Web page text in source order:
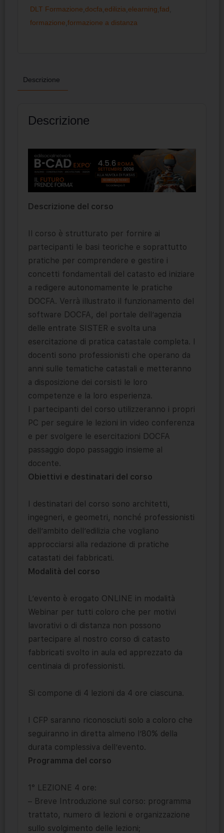
DLT Formazione docfa edilizia elearning fad
formazione formazione a distanza
Descrizione
Descrizione
Descrizione del corso
Il corso è strutturato per fornire ai
partecipanti le basi teoriche e soprattutto
pratiche per comprendere e gestire i
concetti fondamentali del catasto ed iniziare
a redigere autonomamente le pratiche
DOCFA. Verrà illustrato il funzionamento del
software DOCFA, del portale dell’agenzia
delle entrate SISTER e svolta una
esercitazione di pratica catastale completa. I
docenti sono professionisti che operano da
anni sulle tematiche catastali e metteranno
a disposizione dei corsisti le loro
competenze e la loro esperienza.
I partecipanti del corso utilizzeranno i propri
PC per seguire le lezioni in video conferenza
e per svolgere le esercitazioni DOCFA
passaggio dopo passaggio insieme al
docente.
Obiettivi e destinatari del corso
I destinatari del corso sono architetti,
ingegneri, e geometri, nonché professionisti
dell’ambito dell’edilizia che vogliano
approcciarsi alla redazione di pratiche
catastati dei fabbricati.
Modalità del corso
L’evento è erogato ONLINE in modalità
Webinar per tutti coloro che per motivi
lavorativi o di distanza non possono
partecipare al nostro corso di catasto
fabbricati svolto in aula ed apprezzato da
centinaia di professionisti.
Si compone di 4 lezioni da 4 ore ciascuna.
I CFP saranno riconosciuti solo a coloro che
seguiranno in diretta almeno l’80% della
durata complessiva dell’evento.
Programma del corso
1° LEZIONE 4 ore:
– Breve Introduzione sul corso: programma
trattato, numero di lezioni e organizzazione
sullo svolgimento delle lezioni;